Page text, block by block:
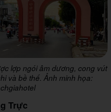
lợp ngói âm dương, cong vút
và bề thế. Ảnh minh họa:
Trực